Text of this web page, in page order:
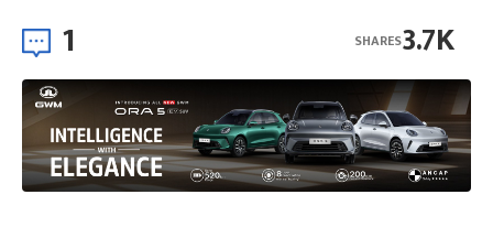
1 3.7K
SHARES